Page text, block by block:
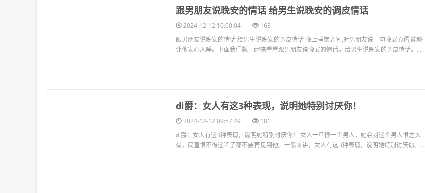
​跟男朋友说晚安的情话 给男生说晚安的调皮情话
2024-12-12 10:00:04
163
跟男朋友说晚安的情话 给男生说晚安的调皮情话 晚上睡觉之间,对男朋友说一句晚安心语,能够
让他安心入睡。下面我们就一起来看看跟男朋友说晚安的情话，给男生说晚安的调皮情话。...
​di爵：女人有这3种表现，说明她特别讨厌你！
2024-12-12 09:57:49
181
di爵：女人有这3种表现，说明她特别讨厌你！ 女人一旦恨一个男人，她会对这个男人恨之入
骨，简直恨不得这辈子都不要再见到他。一般来讲，女人有这3种表现，说明她特别讨厌你。...